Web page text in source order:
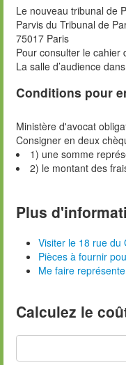
Le nouveau tribunal de
Parvis du Tribunal de
75017 Paris
Pour consulter le cahier
La salle d’audience
Conditions pour
Ministère d'avocat
Consigner en deux
1) une somme
2) le montant des
Plus
Visiter le 18 rue du
Pièces à fournir
Me faire
Calculez le